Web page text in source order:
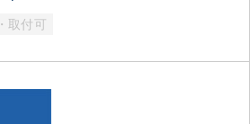
取付可